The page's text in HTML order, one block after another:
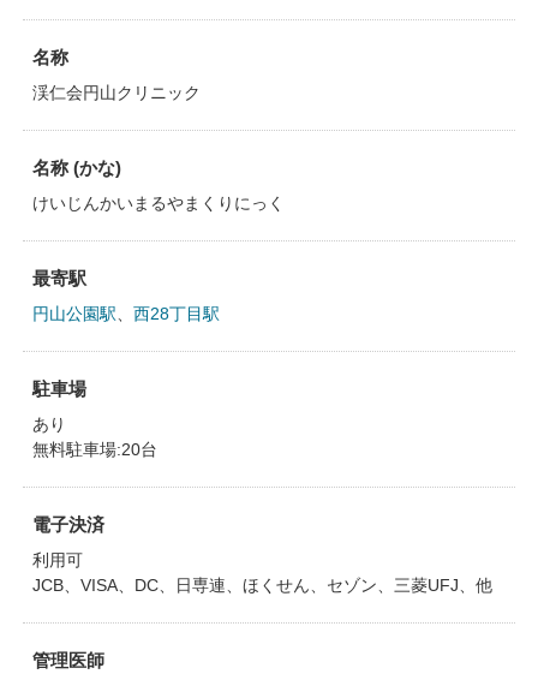
名称
渓仁会円山クリニック
名称 (かな)
けいじんかいまるやまくりにっく
最寄駅
円山公園駅 西28丁目駅
駐車場
あり
無料駐車場:20台
電子決済
利用可
JCB、VISA、DC、日専連、ほくせん、セゾン、三菱UFJ、他
管理医師